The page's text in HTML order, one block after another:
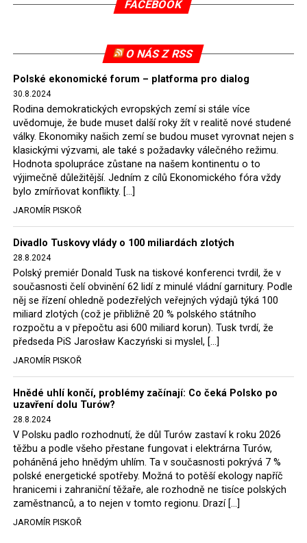
tomuto rozhodnutí nevyhověla, proto na žádost
2022, než byl tento případ z důvodu uzavření dohody
Polska s Českou republikou o odstranění příčin sporu o
důl Turów vymazán z rejstříku tribunálu. Celkem si
Polsko nechalo z přiznaných evropských fondů odečíst
asi 70 milionů eur na pokutách a 45 milionů eur
zaplatilo jako odškodnění České republice – ale jak důl,
tak elektrárna nadále fungovaly. Už tehdy zástupci
tehdejší opozice a dnes vládnoucí koalice, jako
místopředseda Občanské platformy (PO) Rafał
Hołownia, přímo řekli, že by se polská vláda měla
tomuto rozhodnutí podřídit.
Rozhodnutí polského ministra spravedlnosti jistě potěší
německé, české a polské ekology, ale i těžaře. Je těžké si
představit, že by o takové věci rozhodoval sám ministr
Bodnar. Musel získat politický souhlas vládnoucí koalice.
Stále jsou totiž platné argumenty Morawieckého vlády,
že důl i elektrárna jsou – kromě zabezpečování cca 7 %
polského energetického mixu – klíčovými podniky, spolu
se svými dceřinými společnostmi zaměstnávají cca pět
tisíc lidí. Navíc s činností dolu a elektrárny nepřímo
souvisí dalších několik desítek tisíc pracovních míst v
regionu. Zelená politika ale opět zvítězila.
Rozhodnutí polského ministra spravedlnosti jistě potěší
německé, české a polské ekology, kteří žalobu u
správního soudu podali, ale také německé a české
FACEBOOK
O NÁS Z RSS
Polské ekonomické forum – platforma pro dialog
30.8.2024
Rodina demokratických evropských zemí si stále více
uvědomuje, že bude muset další roky žít v realitě nové studené
války. Ekonomiky našich zemí se budou muset vyrovnat nejen s
klasickými výzvami, ale také s požadavky válečného režimu.
Hodnota spolupráce zůstane na našem kontinentu o to
výjimečně důležitější. Jedním z cílů Ekonomického fóra vždy
bylo zmírňovat konflikty. […]
JAROMÍR PISKOŘ
Divadlo Tuskovy vlády o 100 miliardách zlotých
28.8.2024
Polský premiér Donald Tusk na tiskové konferenci tvrdil, že v
současnosti čelí obvinění 62 lidí z minulé vládní garnitury. Podle
něj se řízení ohledně podezřelých veřejných výdajů týká 100
miliard zlotých (což je přibližně 20 % polského státního
rozpočtu a v přepočtu asi 600 miliard korun). Tusk tvrdí, že
předseda PiS Jarosław Kaczyński si myslel, […]
JAROMÍR PISKOŘ
Hnědé uhlí končí, problémy začínají: Co čeká Polsko po
uzavření dolu Turów?
28.8.2024
V Polsku padlo rozhodnutí, že důl Turów zastaví k roku 2026
těžbu a podle všeho přestane fungovat i elektrárna Turów,
poháněná jeho hnědým uhlím. Ta v současnosti pokrývá 7 %
polské energetické spotřeby. Možná to potěší ekology napříč
hranicemi i zahraniční těžaře, ale rozhodně ne tisíce polských
zaměstnanců, a to nejen v tomto regionu. Drazí […]
JAROMÍR PISKOŘ